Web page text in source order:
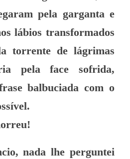
pela garganta e
lábios transformados
torrente de lágrimas
pela face sofrida,
balbuciada com o
nada lhe perguntei